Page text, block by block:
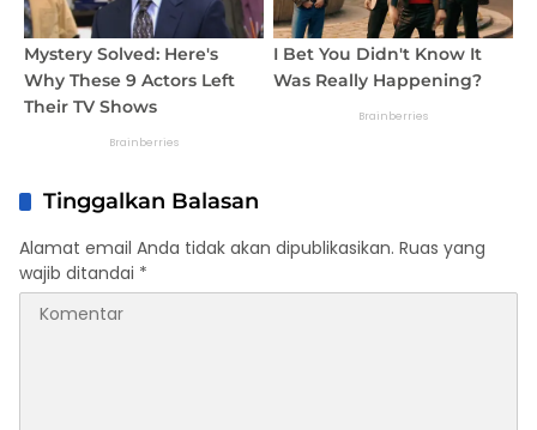
Tinggalkan Balasan
Alamat email Anda tidak akan dipublikasikan. Ruas yang
wajib ditandai *